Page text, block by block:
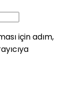
için adım,